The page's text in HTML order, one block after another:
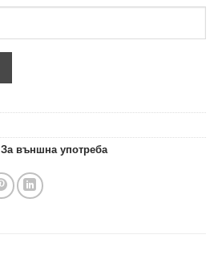
За външна употреба